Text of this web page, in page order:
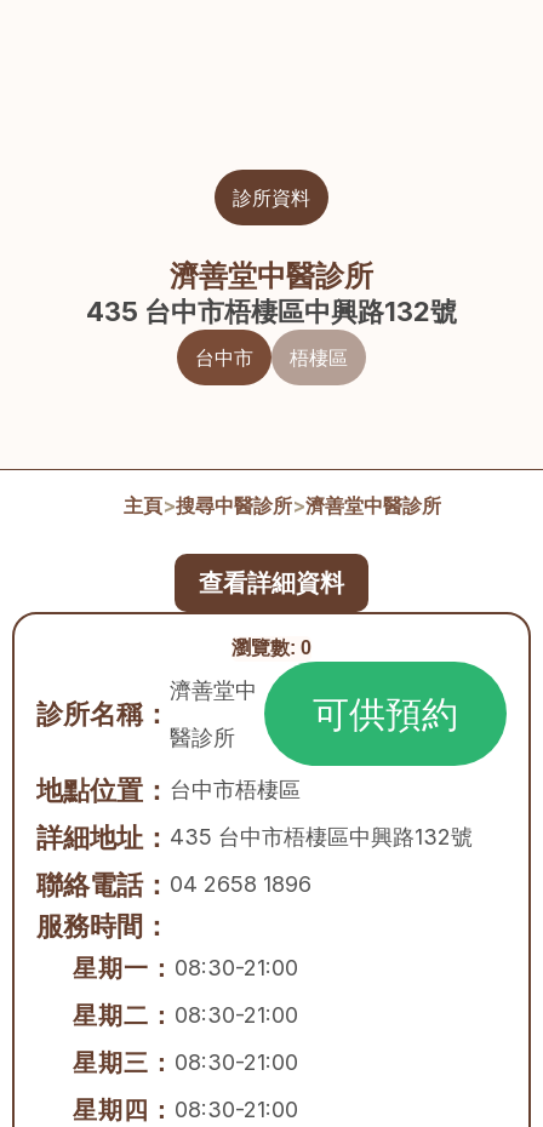
診所資料
濟善堂中醫診所
435 台中市梧棲區中興路132號
台中市 梧棲區
主頁>搜尋中醫診所>濟善堂中醫診所
瀏覽數: 0
診所名稱：
濟善堂中
醫診所
可供預約
地點位置： 台中市梧棲區
詳細地址： 435 台中市梧棲區中興路132號
聯絡電話： 04 2658 1896
服務時間：
星期一： 08:30-21:00
星期二： 08:30-21:00
星期三： 08:30-21:00
星期四： 08:30-21:00
查看詳細資料